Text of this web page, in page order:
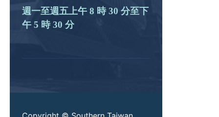
週一至週五上午 8 時 30 分至下
午 5 時 30 分